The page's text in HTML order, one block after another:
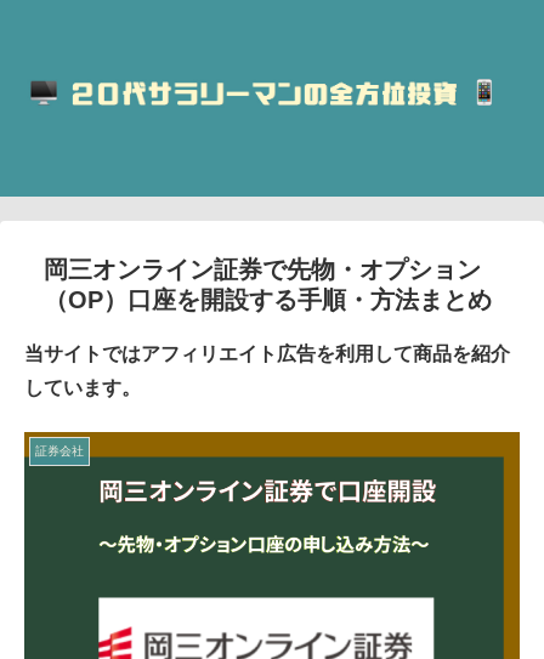
岡三オンライン証券で先物・オプション
（OP）口座を開設する手順・方法まとめ
当サイトではアフィリエイト広告を利用して商品を紹介
しています。
証券会社